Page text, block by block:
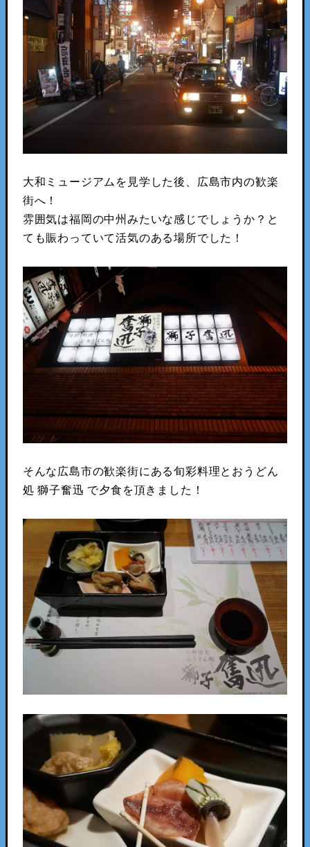
大和ミュージアムを見学した後、広島市内の歓楽
街へ！
雰囲気は福岡の中州みたいな感じでしょうか？と
ても賑わっていて活気のある場所でした！
そんな広島市の歓楽街にある旬彩料理とおうどん
処 獅子奮迅 で夕食を頂きました！